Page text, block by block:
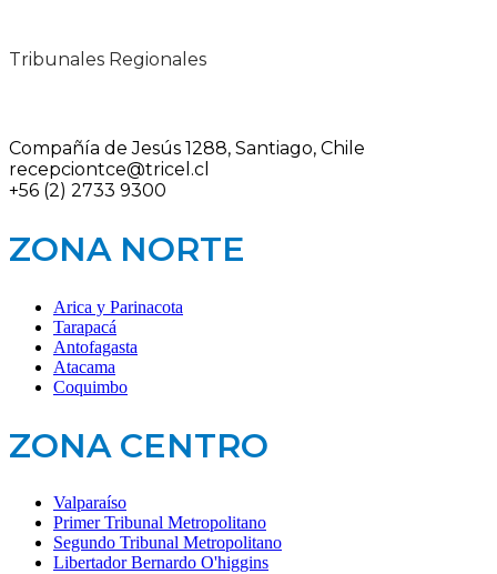
Tribunales Regionales
Compañía de Jesús 1288, Santiago, Chile
recepciontce@tricel.cl
+56 (2) 2733 9300
ZONA NORTE
Arica y Parinacota
Tarapacá
Antofagasta
Atacama
Coquimbo
ZONA CENTRO
Valparaíso
Primer Tribunal Metropolitano
Segundo Tribunal Metropolitano
Libertador Bernardo O'higgins